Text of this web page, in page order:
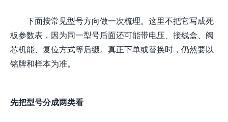
下面按常见型号方向做一次梳理。这里不把它写成死
板参数表，因为同一型号后面还可能带电压、接线盒、阀
芯机能、复位方式等后缀。真正下单或替换时，仍然要以
铭牌和样本为准。
先把型号分成两类看